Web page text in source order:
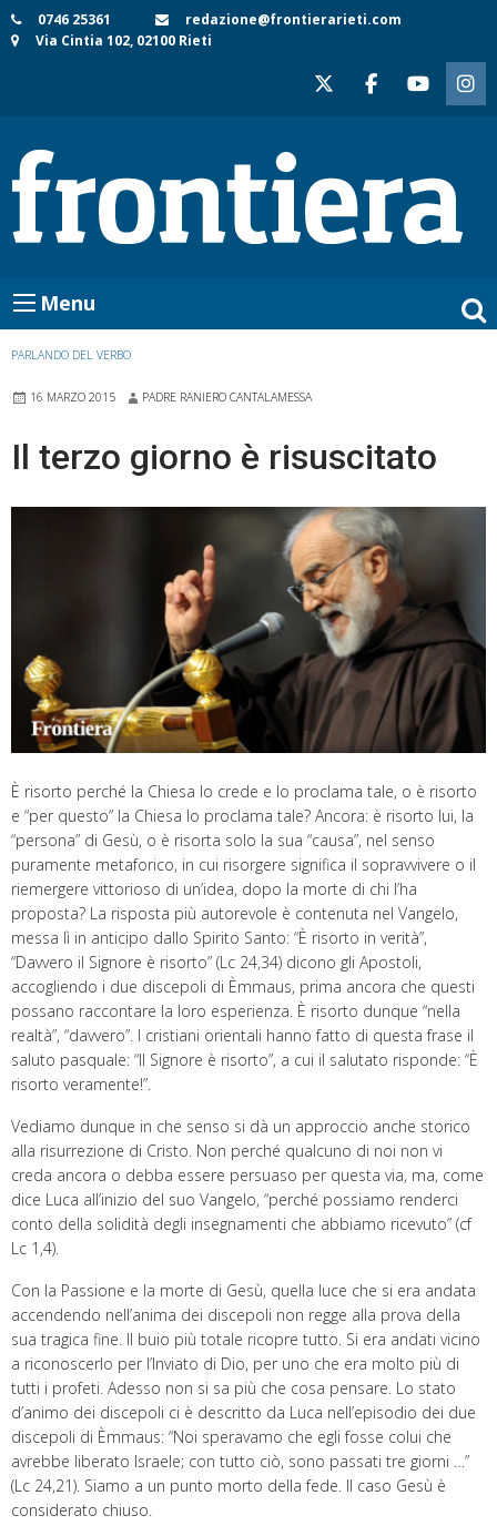
Skip
to
0746 25361
redazione@frontierarieti.com
Via Cintia 102, 02100 Rieti
Menu
PARLANDO DEL VERBO
16 MARZO 2015 PADRE RANIERO CANTALAMESSA
Il terzo giorno è risuscitato
È risorto perché la Chiesa lo crede e lo proclama tale, o è risorto
e “per questo” la Chiesa lo proclama tale? Ancora: è risorto lui, la
“persona” di Gesù, o è risorta solo la sua “causa”, nel senso
puramente metaforico, in cui risorgere significa il sopravvivere o il
riemergere vittorioso di un’idea, dopo la morte di chi l’ha
proposta? La risposta più autorevole è contenuta nel Vangelo,
messa lì in anticipo dallo Spirito Santo: “È risorto in verità”,
“Davvero il Signore è risorto” (Lc 24,34) dicono gli Apostoli,
accogliendo i due discepoli di Èmmaus, prima ancora che questi
possano raccontare la loro esperienza. È risorto dunque “nella
realtà”, “davvero”. I cristiani orientali hanno fatto di questa frase il
saluto pasquale: “Il Signore è risorto”, a cui il salutato risponde: “È
risorto veramente!”.
Vediamo dunque in che senso si dà un approccio anche storico
alla risurrezione di Cristo. Non perché qualcuno di noi non vi
creda ancora o debba essere persuaso per questa via, ma, come
dice Luca all’inizio del suo Vangelo, “perché possiamo renderci
conto della solidità degli insegnamenti che abbiamo ricevuto” (cf
Lc 1,4).
Con la Passione e la morte di Gesù, quella luce che si era andata
accendendo nell’anima dei discepoli non regge alla prova della
sua tragica fine. Il buio più totale ricopre tutto. Si era andati vicino
a riconoscerlo per l’Inviato di Dio, per uno che era molto più di
tutti i profeti. Adesso non si sa più che cosa pensare. Lo stato
d’animo dei discepoli ci è descritto da Luca nell’episodio dei due
discepoli di Èmmaus: “Noi speravamo che egli fosse colui che
avrebbe liberato Israele; con tutto ciò, sono passati tre giorni …”
(Lc 24,21). Siamo a un punto morto della fede. Il caso Gesù è
considerato chiuso.